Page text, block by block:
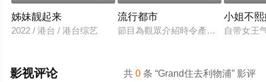
姊妹靓起来
2022 / 港台 / 港台综艺
流行都市
節目為觀眾介紹時令產品、健康養生
小姐不
自带女王
共0 条 “Grand住去利物浦” 影评
影视评论